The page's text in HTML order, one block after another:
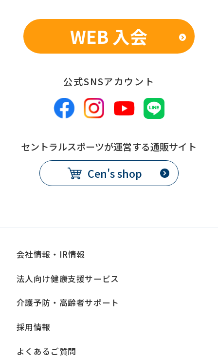
WEB 入会
公式SNSアカウント
セントラルスポーツが運営する通販サイト
Cen's shop
会社情報・IR情報
法人向け健康支援サービス
介護予防・高齢者サポート
採用情報
よくあるご質問